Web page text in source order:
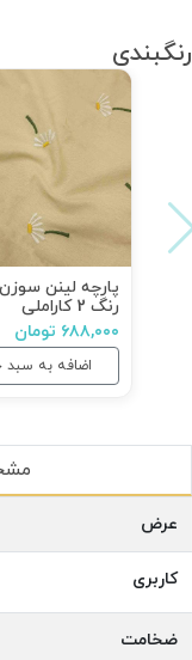
رنگبندی
پارچه لینن
رنگ 2 کاراملی
۶۸۸,۰۰۰ تومان
اضافه به سبد
عرض
کاربری
ضخامت